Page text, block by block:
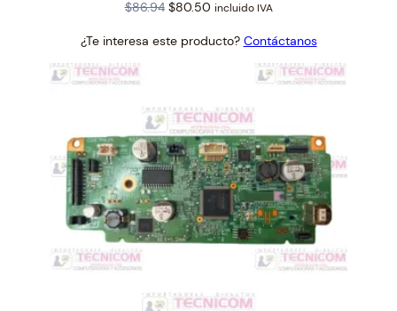
$86.94 Original
was:
$80.50Current
is:
incluido IVA
¿Te interesa este producto? Contáctanos